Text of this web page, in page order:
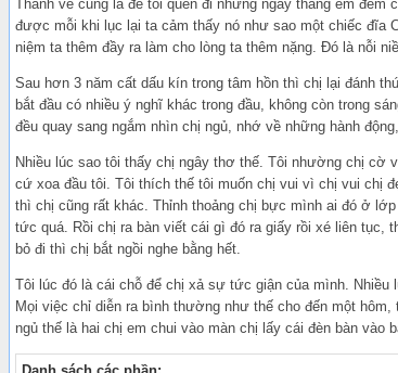
Thanh về cũng là để tôi quên đi những ngày tháng êm
được mỗi khi lục lại ta cảm thấy nó như sao một chiếc đĩa
niệm ta thêm đầy ra làm cho lòng ta thêm nặng. Đó là nỗi
Sau hơn 3 năm cất dấu kín trong tâm hồn thì chị lại đánh
bắt đầu có nhiều ý nghĩ khác trong đầu, không còn trong
đều quay sang ngắm nhìn chị ngủ, nhớ về những hành
Nhiều lúc sao tôi thấy chị ngây thơ thế. Tôi nhường chị
cứ xoa đầu tôi. Tôi thích thế tôi muốn chị vui vì chị vui chị
thì chị cũng rất khác. Thỉnh thoảng chị bực mình ai đó ở
tức quá. Rồi chị ra bàn viết cái gì đó ra giấy rồi xé liên tục,
bỏ đi thì chị bắt ngồi nghe bằng hết.
Tôi lúc đó là cái chỗ để chị xả sự tức giận của mình. Nhiều
Mọi việc chỉ diễn ra bình thường như thế cho đến một
ngủ thế là hai chị em chui vào màn chị lấy cái đèn bàn vào